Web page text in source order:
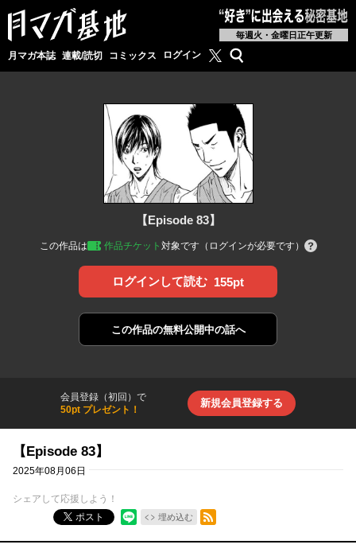
毎週火・金曜日正午更新
月マガ本誌 連載/読切 コミックス ログイン 月マガ基地公式X
検索
【Episode 83】
この作品は 作品チケット 対象です（ログインが必要です）
ログインして読む 155pt
この作品の無料公開中の話へ
会員登録（初回）で
50pt プレゼント！
新規会員登録する
【Episode 83】
2025年08月06日
シェアして応援しよう！
ポスト
埋め込む
RSSフィード